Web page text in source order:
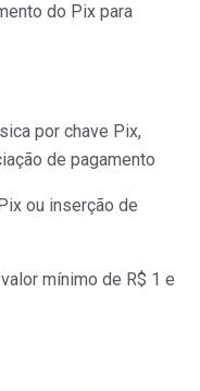
do Pix para
por chave Pix,
de pagamento
ou inserção de
mínimo de R$ 1 e